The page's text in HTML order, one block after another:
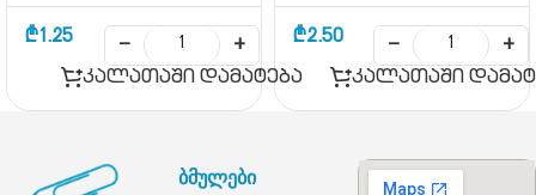
₾1.25 −
+
კალათაში დამატება
₾2.50 −
+
კალათაში
ბმულები